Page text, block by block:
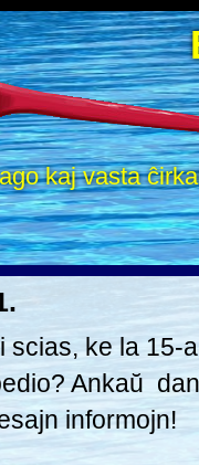
kaj vasta
scias, ke la 15-
Ankaŭ
informojn!